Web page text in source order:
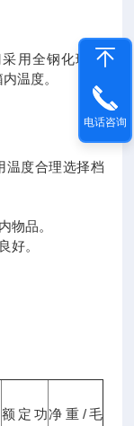
用全钢化玻璃
温度。
温度合理选择档
物品。
好。
额定功净重 /毛
电话咨询